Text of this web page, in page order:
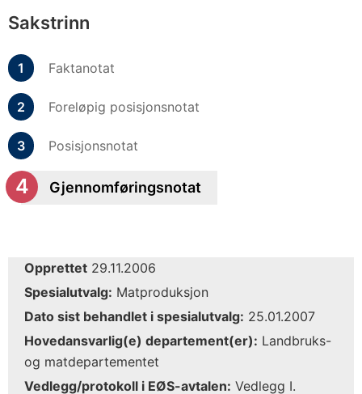
Sakstrinn
Faktanotat
Foreløpig posisjonsnotat
Posisjonsnotat
Gjennomføringsnotat
Opprettet 29.11.2006
Spesialutvalg: Matproduksjon
Dato sist behandlet i spesialutvalg: 25.01.2007
Hovedansvarlig(e) departement(er): Landbruks-
og matdepartementet
Vedlegg/protokoll i EØS-avtalen: Vedlegg I.